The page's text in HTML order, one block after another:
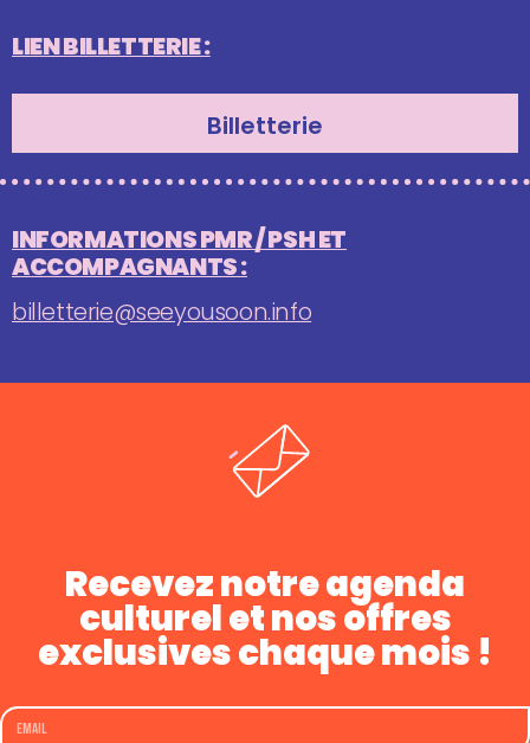
LIEN BILLETTERIE :
Billetterie
INFORMATIONS PMR / PSH ET
ACCOMPAGNANTS :
billetterie@seeyousoon.info
Recevez notre agenda
culturel et nos offres
exclusives chaque mois !